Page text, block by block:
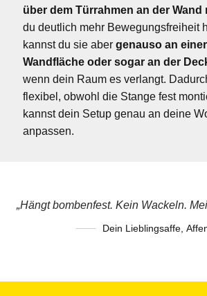
über dem Türrahmen an der Wand
du deutlich mehr Bewegungsfreiheit
kannst du sie abergenauso an
Wandfläche oder sogar an der
wenn dein Raum es verlangt.
flexibel, obwohl die Stange fest
kannst dein Setup genau an deine
anpassen.
„Hängt bombenfest. Kein Wackeln.
Dein Lieblingsaffe